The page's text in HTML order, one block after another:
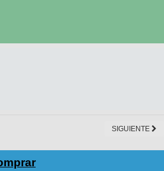
SIGUIENTE